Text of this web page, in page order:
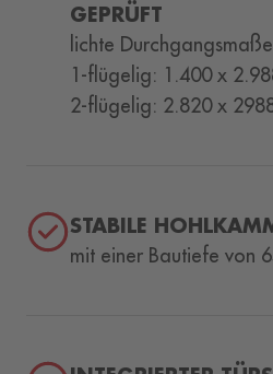
GEPRÜFT
lichte
1-flügelig: 1.400 x
2-flügelig: 2.820 x
STABILE
mit einer Bautiefe von